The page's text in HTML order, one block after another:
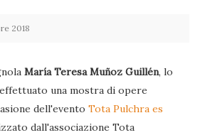
2018
María Teresa Muñoz Guillén, lo
una mostra di opere
dell'evento Tota Pulchra es
dall'associazione Tota